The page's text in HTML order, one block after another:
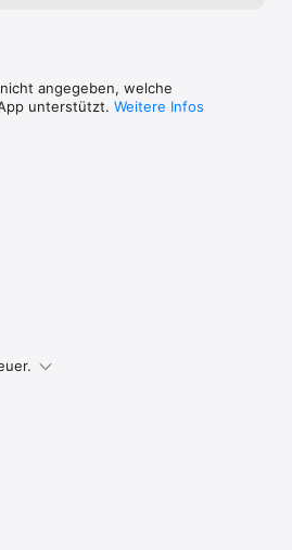
angegeben, welche
unterstützt. Weitere Infos